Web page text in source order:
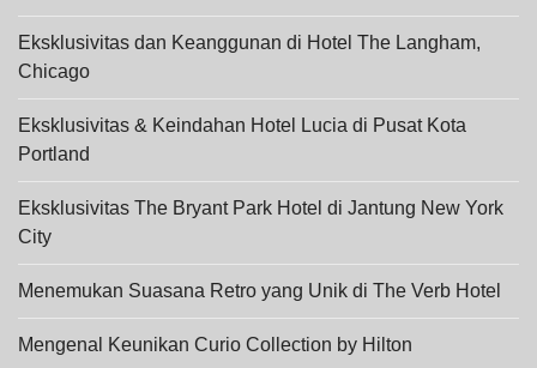
Eksklusivitas dan Keanggunan di Hotel The Langham,
Chicago
Eksklusivitas & Keindahan Hotel Lucia di Pusat Kota
Portland
Eksklusivitas The Bryant Park Hotel di Jantung New York
City
Menemukan Suasana Retro yang Unik di The Verb Hotel
Mengenal Keunikan Curio Collection by Hilton